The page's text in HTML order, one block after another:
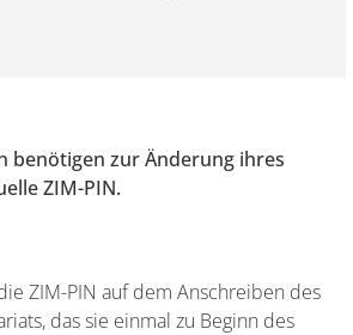
benötigen zur Änderung ihres
ZIM-PIN.
ZIM-PIN auf dem Anschreiben des
das sie einmal zu Beginn des